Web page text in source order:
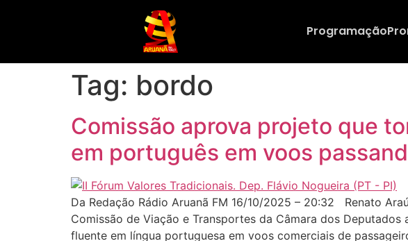
Programação
Tag: bordo
Comissão aprova projeto que
em português em voos
Da Redação Rádio Aruanã FM 16/10/2025 – 20:32 Renato
Comissão de Viação e Transportes da Câmara dos
fluente em língua portuguesa em voos comerciais de